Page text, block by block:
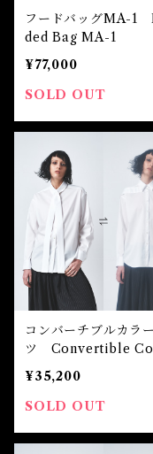
フードバッグMA-1
ded Bag MA-1
¥77,000
SOLD OUT
コンバーチブルカラ
ツ Convertible
Shirt
¥35,200
SOLD OUT